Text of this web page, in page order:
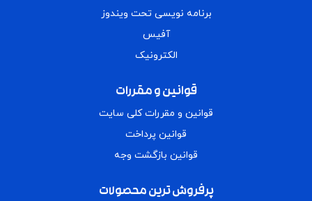
برنامه نویسی تحت ویندوز
آفیس
الکترونیک
قوانین و مقررات
قوانین و مقررات کلی سایت
قوانین پرداخت
قوانین بازگشت وجه
پرفروش ترین محصولات